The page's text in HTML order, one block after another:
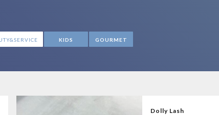
KIDS GOURMET
Dolly Lash